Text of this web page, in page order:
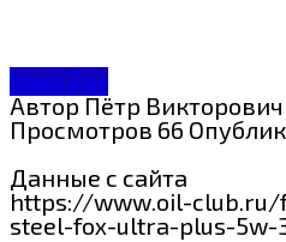
Steel Fox
АвторПётр Викторович
Просмотров 66
Данные с сайта
https://www.oil-
steel-fox-ultra-plus-5w-